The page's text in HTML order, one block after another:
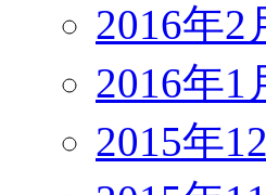
2016年2
2016年1
2015年